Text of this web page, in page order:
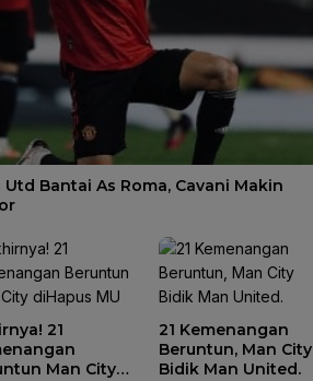
Utd Bantai As Roma, Cavani Makin
21
Man City
21 Kemenangan
Beruntun, Man City
Bidik Man United.